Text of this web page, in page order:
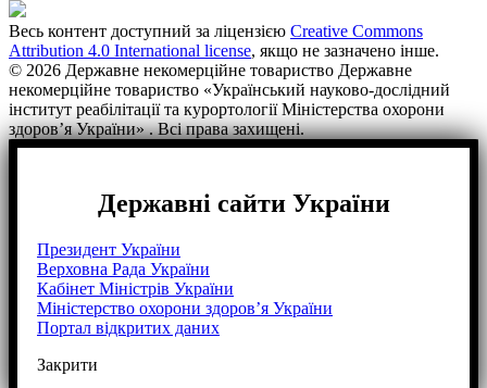
Весь контент доступний за ліцензією Creative Commons
Attribution 4.0 International license, якщо не зазначено інше.
© 2026 Державне некомерційне товариство Державне
некомерційне товариство «Український науково-дослідний
інститут реабілітації та курортології Міністерства охорони
здоров’я України» . Всі права захищені.
Державні сайти України
Президент України
Верховна Рада України
Кабінет Міністрів України
Міністерство охорони здоров’я України
Портал відкритих даних
Закрити